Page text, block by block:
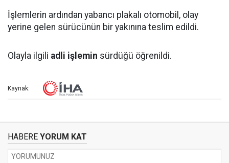
İşlemlerin ardından yabancı plakalı otomobil, olay
yerine gelen sürücünün bir yakınına teslim edildi.
Olayla ilgili adli işlemin sürdüğü öğrenildi.
Kaynak:
HABERE YORUM KAT